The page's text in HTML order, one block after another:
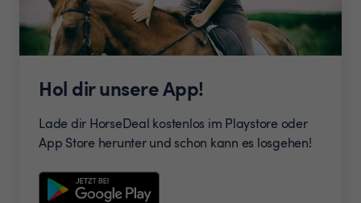
Hol dir unsere App!
Lade dir HorseDeal kostenlos im Playstore oder
App Store herunter und schon kann es losgehen!